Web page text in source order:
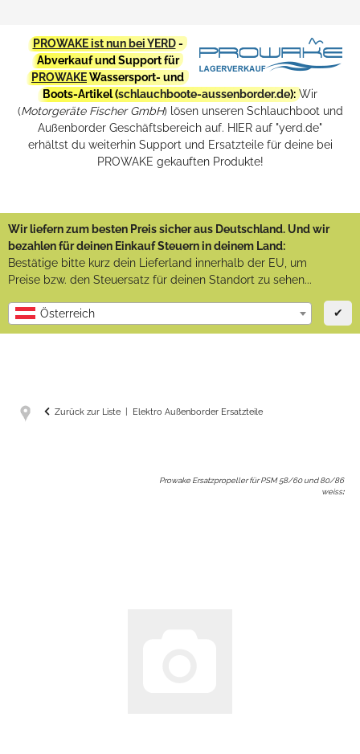
PROWAKE ist nun bei YERD-
Abverkauf und Support für
PROWAKEWassersport- und
Boots-Artikel (schlauchboote-aussenborder.de): Wir
(Motorgeräte Fischer GmbH) lösen unseren Schlauchboot und
Außenborder Geschäftsbereich auf. HIER auf "yerd.de"
erhältst du weiterhin Support und Ersatzteile für deine bei
PROWAKE gekauften Produkte!
Wir liefern zum besten Preis sicher aus Deutschland. Und wir
bezahlen für deinen Einkauf Steuern in deinem Land:
Bestätige bitte kurz dein Lieferland innerhalb der EU, um
Preise bzw. den Steuersatz für deinen Standort zu sehen...
Österreich ✔
Zurück zur Liste Elektro Außenborder Ersatzteile
Prowake Ersatzpropeller für PSM 58/60 und 80/86
weiss: